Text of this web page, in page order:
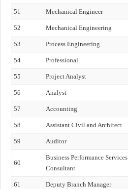
51 Mechanical Engineer
52 Mechanical Engineering
53 Process Engineering
54 Professional
55 Project Analyst
56 Analyst
57 Accounting
58 Assistant Civil and Architect
59 Auditor
60
Business Performance Services
Consultant
61 Deputy Branch Manager